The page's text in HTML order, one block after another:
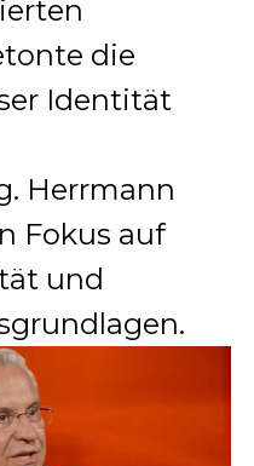
die
Identität
Herrmann
Fokus auf
und